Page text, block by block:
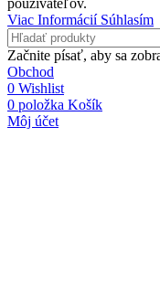
používateľov.
Viac Informácií Viac
Súhlasím
Začnite písať, aby sa
Obchod
0 Wishlist
0 položka Košík
Môj účet